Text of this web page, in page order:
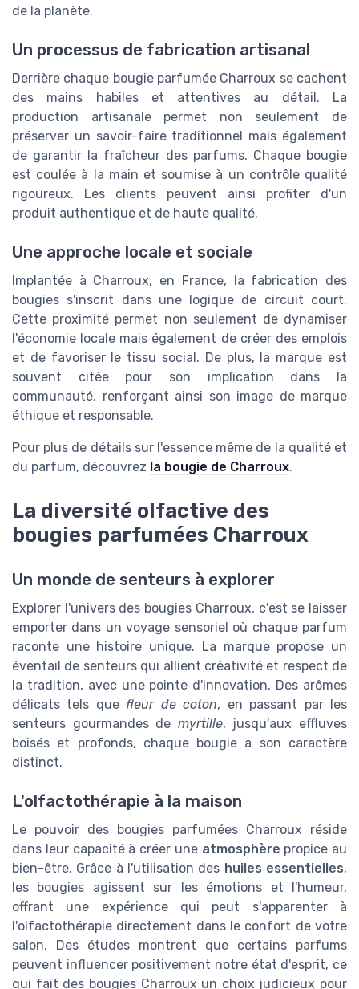
de la planète.
Un processus de fabrication artisanal
Derrière chaque bougie parfumée Charroux se cachent
des mains habiles et attentives au détail. La
production artisanale permet non seulement de
préserver un savoir-faire traditionnel mais également
de garantir la fraîcheur des parfums. Chaque bougie
est coulée à la main et soumise à un contrôle qualité
rigoureux. Les clients peuvent ainsi profiter d'un
produit authentique et de haute qualité.
Une approche locale et sociale
Implantée à Charroux, en France, la fabrication des
bougies s'inscrit dans une logique de circuit court.
Cette proximité permet non seulement de dynamiser
l'économie locale mais également de créer des emplois
et de favoriser le tissu social. De plus, la marque est
souvent citée pour son implication dans la
communauté, renforçant ainsi son image de marque
éthique et responsable.
Pour plus de détails sur l'essence même de la qualité et
du parfum, découvrez la bougie de Charroux.
La diversité olfactive des
bougies parfumées Charroux
Un monde de senteurs à explorer
Explorer l'univers des bougies Charroux, c'est se laisser
emporter dans un voyage sensoriel où chaque parfum
raconte une histoire unique. La marque propose un
éventail de senteurs qui allient créativité et respect de
la tradition, avec une pointe d'innovation. Des arômes
délicats tels que fleur de coton, en passant par les
senteurs gourmandes de myrtille, jusqu'aux effluves
boisés et profonds, chaque bougie a son caractère
distinct.
L'olfactothérapie à la maison
Le pouvoir des bougies parfumées Charroux réside
dans leur capacité à créer une atmosphère propice au
bien-être. Grâce à l'utilisation des huiles essentielles,
les bougies agissent sur les émotions et l'humeur,
offrant une expérience qui peut s'apparenter à
l'olfactothérapie directement dans le confort de votre
salon. Des études montrent que certains parfums
peuvent influencer positivement notre état d'esprit, ce
qui fait des bougies Charroux un choix judicieux pour